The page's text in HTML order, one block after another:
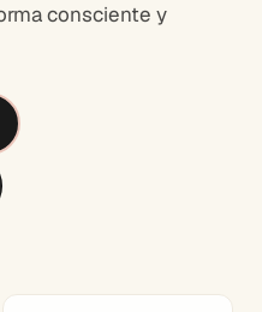
consciente y